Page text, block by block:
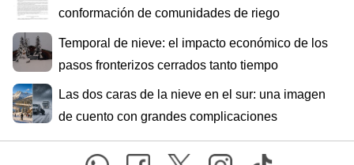
conformación de comunidades de riego
Temporal de nieve: el impacto económico de los
pasos fronterizos cerrados tanto tiempo
Las dos caras de la nieve en el sur: una imagen
de cuento con grandes complicaciones